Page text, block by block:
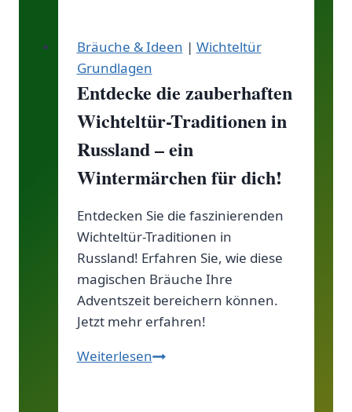
Bräuche & Ideen | Wichteltür
Grundlagen
Entdecke die zauberhaften
Wichteltür-Traditionen in
Russland – ein
Wintermärchen für dich!
Entdecken Sie die faszinierenden
Wichteltür-Traditionen in
Russland! Erfahren Sie, wie diese
magischen Bräuche Ihre
Adventszeit bereichern können.
Jetzt mehr erfahren!
WeiterlesenEntdecke